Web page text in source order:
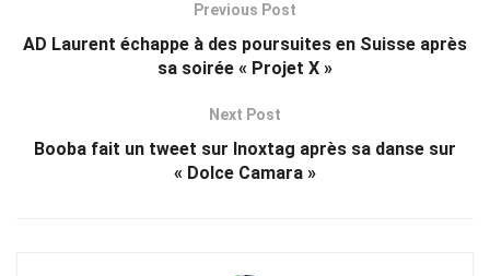
Previous Post
AD Laurent échappe à des poursuites en Suisse après
sa soirée « Projet X »
Next Post
Booba fait un tweet sur Inoxtag après sa danse sur
« Dolce Camara »